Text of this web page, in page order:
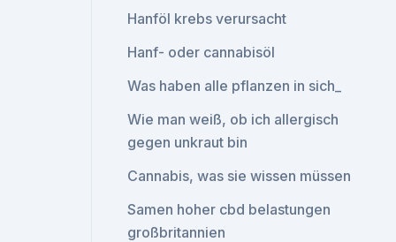
Hanföl krebs verursacht
Hanf- oder cannabisöl
Was haben alle pflanzen in sich_
Wie man weiß, ob ich allergisch
gegen unkraut bin
Cannabis, was sie wissen müssen
Samen hoher cbd belastungen
großbritannien